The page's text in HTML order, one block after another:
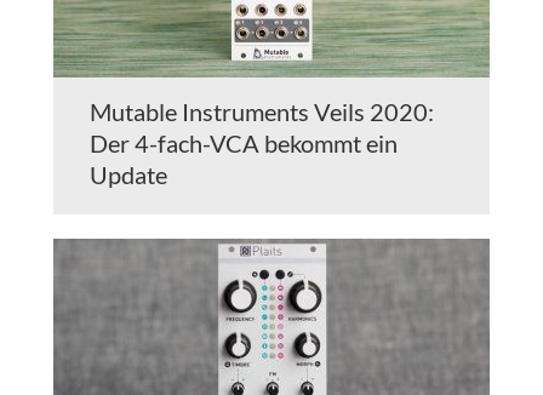
Mutable Instruments Veils 2020:
Der 4-fach-VCA bekommt ein
Update